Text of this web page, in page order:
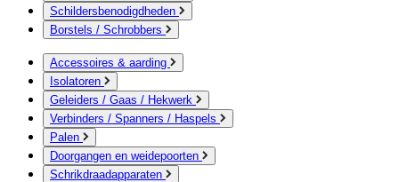
Schildersbenodigdheden
Borstels / Schrobbers
Accessoires & aarding
Isolatoren
Geleiders / Gaas / Hekwerk
Verbinders / Spanners / Haspels
Palen
Doorgangen en weidepoorten
Schrikdraadapparaten